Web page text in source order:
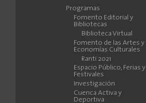
Programas
Fomento Editorial y
Bibliotecas
Biblioteca Virtual
Fomento de las Artes y
Economías Culturales
Ranti 2021
Espacio Público, Ferias y
Festivales
Investigación
Cuenca Activa y
Deportiva